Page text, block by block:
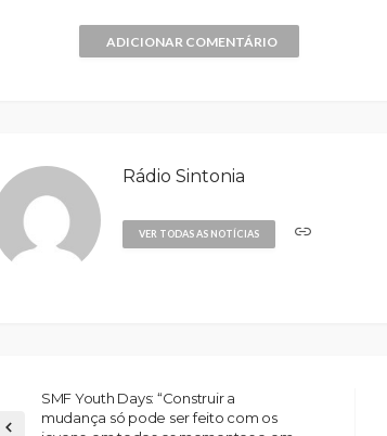
ADICIONAR COMENTÁRIO
Rádio Sintonia
VER TODAS AS NOTÍCIAS
SMF Youth Days: “Construir a
mudança só pode ser feito com os